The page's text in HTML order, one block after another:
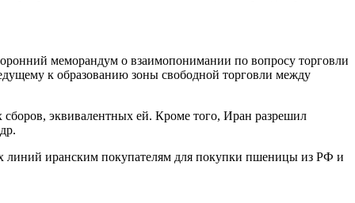
меморандум о взаимопонимании по вопросу торговли
к образованию зоны свободной торговли между
эквивалентных ей. Кроме того, Иран разрешил
линий иранским покупателям для покупки пшеницы из РФ и